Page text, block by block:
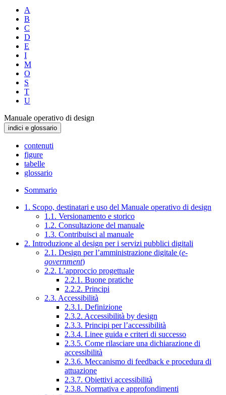
A
B
C
D
E
I
M
O
S
T
U
Manuale operativo di design
indici e glossario
contenuti
figure
tabelle
glossario
Sommario
1. Scopo, destinatari e uso del Manuale operativo di design
1.1. Versionamento e storico
1.2. Consultazione del manuale
1.3. Contribuisci al manuale
2. Introduzione al design per i servizi pubblici digitali
2.1. Design per l’amministrazione digitale (e-
government)
2.2. L’approccio progettuale
2.2.1. Buone pratiche
2.2.2. Principi
2.3. Accessibilità
2.3.1. Definizione
2.3.2. Accessibilità by design
2.3.3. Principi per l’accessibilità
2.3.4. Linee guida e criteri di successo
2.3.5. Come rilasciare una dichiarazione di
accessibilità
2.3.6. Meccanismo di feedback e procedura di
attuazione
2.3.7. Obiettivi accessibilità
2.3.8. Normativa e approfondimenti